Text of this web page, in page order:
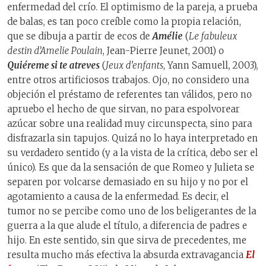
enfermedad del crío. El optimismo de la pareja, a prueba
de balas, es tan poco creíble como la propia relación,
que se dibuja a partir de ecos de Amélie (Le fabuleux
destin d’Amelie Poulain, Jean-Pierre Jeunet, 2001) o
Quiéreme si te atreves (Jeux d’enfants, Yann Samuell, 2003),
entre otros artificiosos trabajos. Ojo, no considero una
objeción el préstamo de referentes tan válidos, pero no
apruebo el hecho de que sirvan, no para espolvorear
azúcar sobre una realidad muy circunspecta, sino para
disfrazarla sin tapujos. Quizá no lo haya interpretado en
su verdadero sentido (y a la vista de la crítica, debo ser el
único). Es que da la sensación de que Romeo y Julieta se
separen por volcarse demasiado en su hijo y no por el
agotamiento a causa de la enfermedad. Es decir, el
tumor no se percibe como uno de los beligerantes de la
guerra a la que alude el título, a diferencia de padres e
hijo. En este sentido, sin que sirva de precedentes, me
resulta mucho más efectiva la absurda extravagancia El